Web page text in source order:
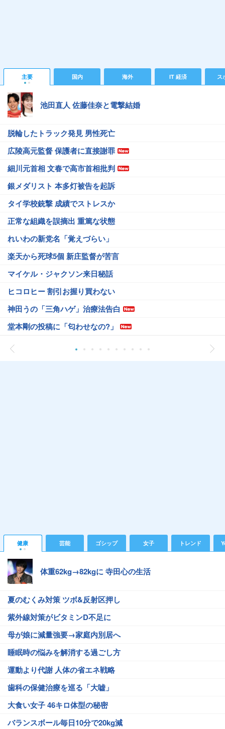
主要 国内 海外 IT 経済 ス
池田直人 佐藤佳奈と電撃結婚
脱輪したトラック発見 男性死亡
広陵高元監督 保護者に直接謝罪
細川元首相 文春で高市首相批判
銀メダリスト 本多灯被告を起訴
タイ学校銃撃 成績でストレスか
正常な組織を誤摘出 重篤な状態
れいわの新党名「覚えづらい」
楽天から死球5個 新庄監督が苦言
マイケル・ジャクソン来日秘話
ヒコロヒー 割引お握り買わない
神田うの「三角ハゲ」治療法告白
堂本剛の投稿に「匂わせなの?」
健康 芸能 ゴシップ 女子 トレンド
体重62kg→82kgに 寺田心の生活
夏のむくみ対策 ツボ&反射区押し
紫外線対策がビタミンD不足に
母が娘に減量強要→家庭内別居へ
睡眠時の悩みを解消する過ごし方
運動より代謝 人体の省エネ戦略
歯科の保健治療を巡る「大嘘」
大食い女子 46キロ体型の秘密
バランスボール毎日10分で20kg減